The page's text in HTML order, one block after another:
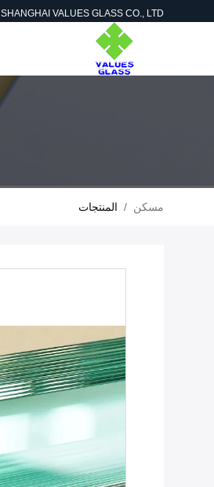
SHANGHAI VALUES GLASS CO., LTD
مسكن / المنتجات